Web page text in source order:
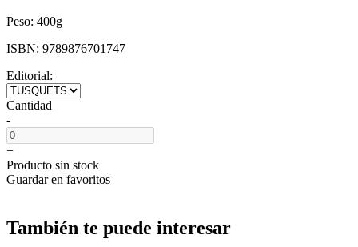
Peso: 400g
ISBN: 9789876701747
Editorial:
Cantidad
-
+
Producto sin stock
Guardar en favoritos
También te puede interesar